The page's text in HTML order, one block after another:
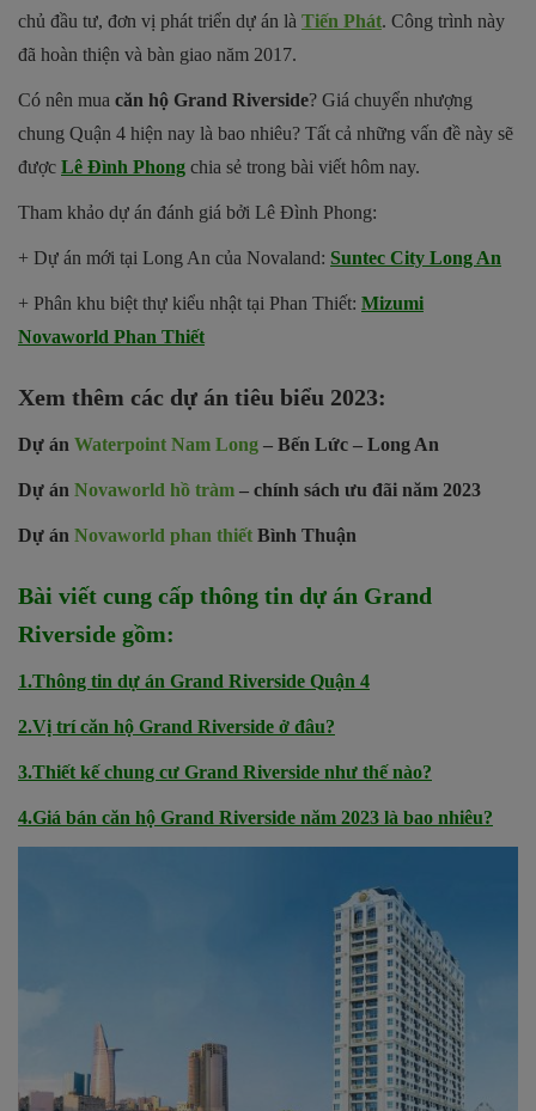
chủ đầu tư, đơn vị phát triển dự án là Tiến Phát. Công trình này
đã hoàn thiện và bàn giao năm 2017.
Có nên mua căn hộ Grand Riverside? Giá chuyển nhượng
chung Quận 4 hiện nay là bao nhiêu? Tất cả những vấn đề này sẽ
được Lê Đình Phong chia sẻ trong bài viết hôm nay.
Tham khảo dự án đánh giá bởi Lê Đình Phong:
+ Dự án mới tại Long An của Novaland: Suntec City Long An
+ Phân khu biệt thự kiểu nhật tại Phan Thiết: Mizumi
Novaworld Phan Thiết
Xem thêm các dự án tiêu biểu 2023:
Dự án Waterpoint Nam Long – Bến Lức – Long An
Dự án Novaworld hồ tràm – chính sách ưu đãi năm 2023
Dự án Novaworld phan thiết Bình Thuận
Bài viết cung cấp thông tin dự án Grand
Riverside gồm:
1.Thông tin dự án Grand Riverside Quận 4
2.Vị trí căn hộ Grand Riverside ở đâu?
3.Thiết kế chung cư Grand Riverside như thế nào?
4.Giá bán căn hộ Grand Riverside năm 2023 là bao nhiêu?